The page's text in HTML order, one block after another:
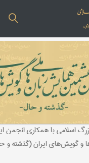
ایران‌شناسی هشتمین
را برگزار می‌کند.